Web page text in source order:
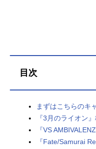
目次
まずはこちらのキ
『3月のライオン
『VS
『Fate/Samurai